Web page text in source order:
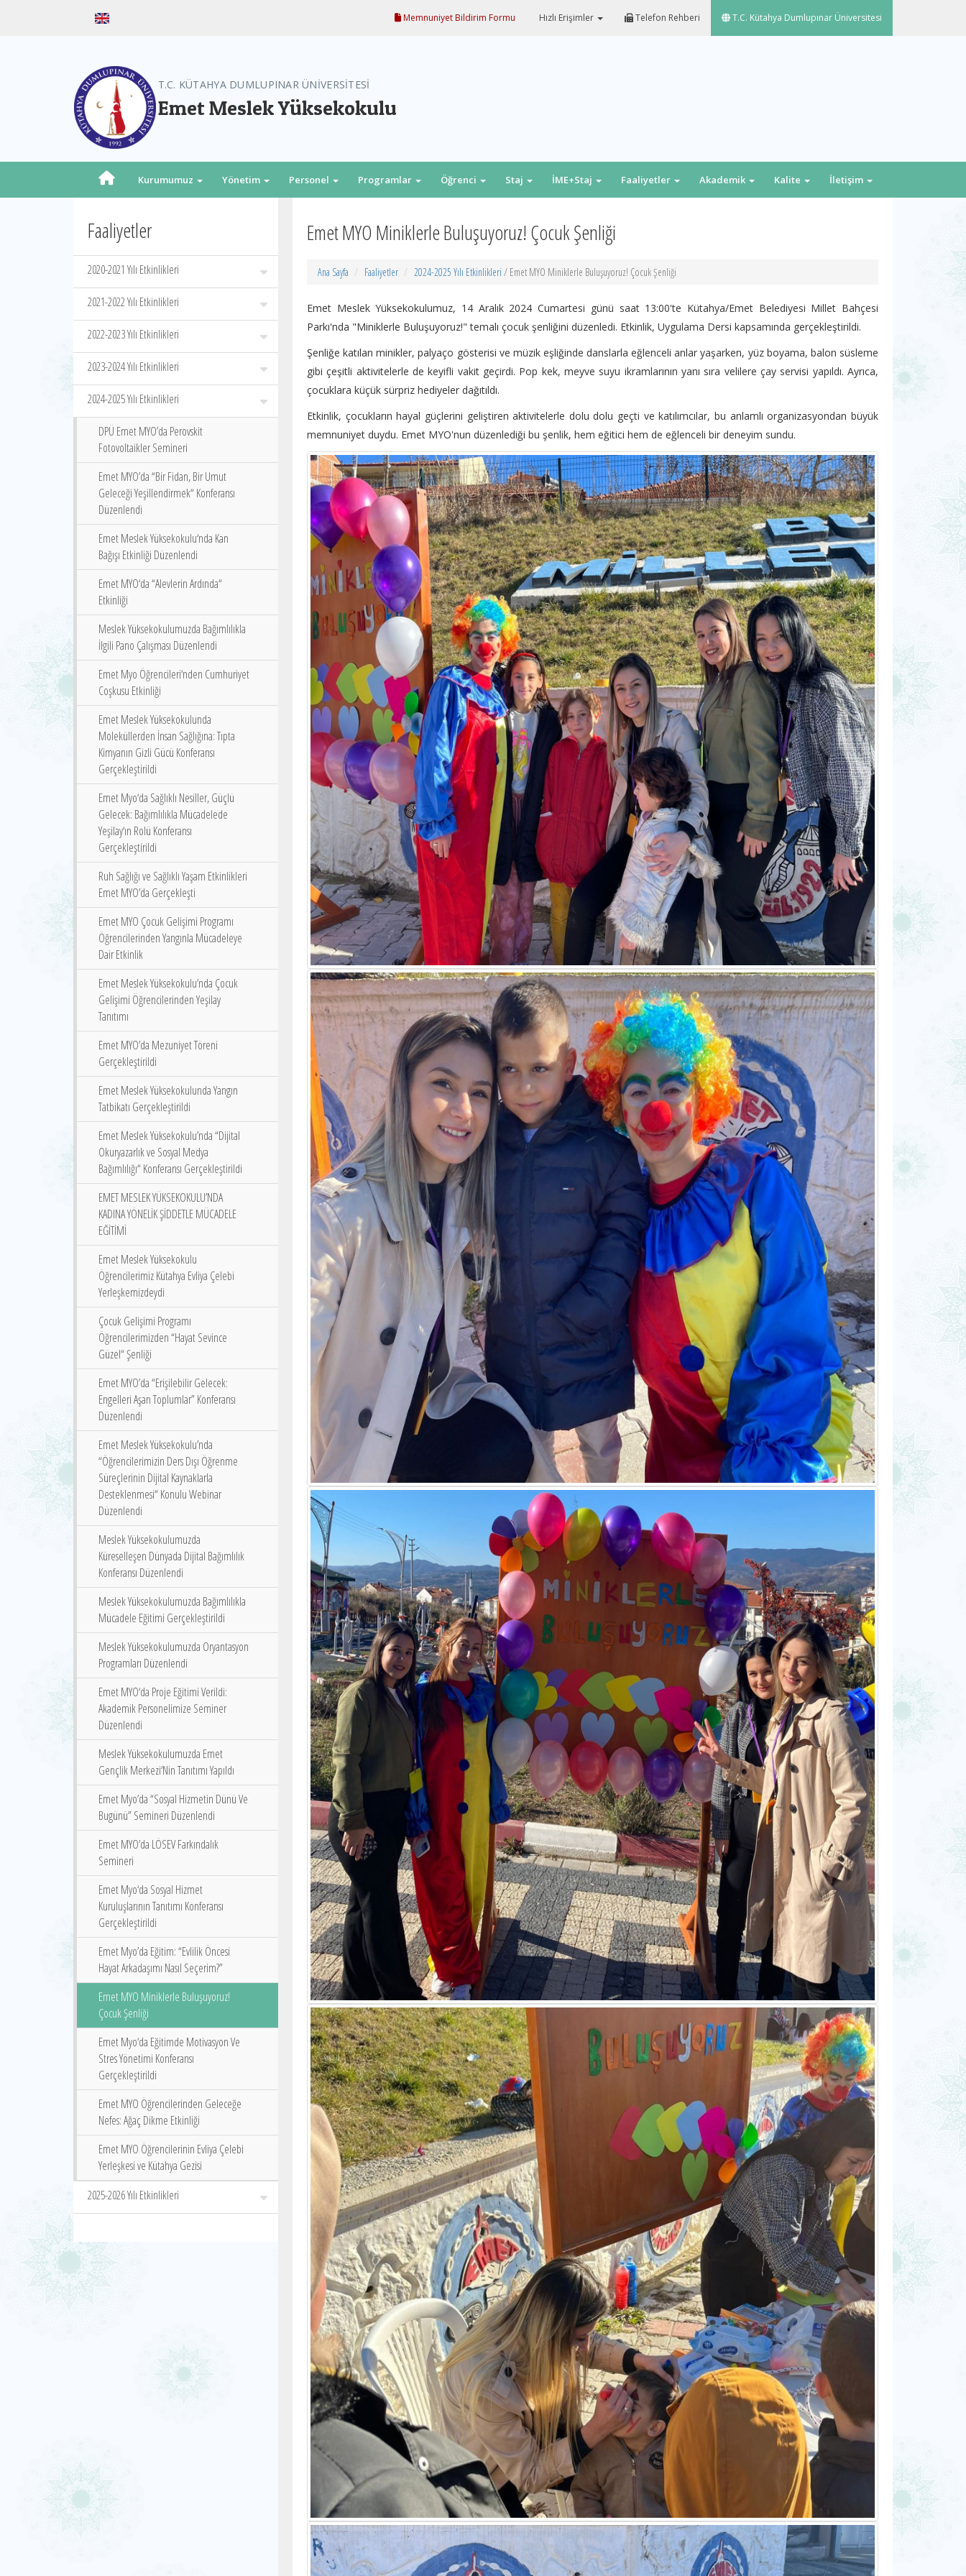
Memnuniyet Bildirim Formu Hızlı Erişimler Telefon Rehberi T.C. Kütahya Dumlupınar Üniversitesi
T.C. KÜTAHYA DUMLUPINAR ÜNİVERSİTESİ
Emet Meslek Yüksekokulu
Kurumumuz Yönetim Personel Programlar Öğrenci Staj İME+Staj Faaliyetler Akademik Kalite İletişim
Faaliyetler
2020-2021 Yılı Etkinlikleri
2021-2022 Yılı Etkinlikleri
2022-2023 Yılı Etkinlikleri
2023-2024 Yılı Etkinlikleri
2024-2025 Yılı Etkinlikleri
DPÜ Emet MYO’da Perovskit
Fotovoltaikler Semineri
Emet MYO’da “Bir Fidan, Bir Umut
Geleceği Yeşillendirmek“ Konferansı
Düzenlendi
Emet Meslek Yüksekokulu‘nda Kan
Bağışı Etkinliği Düzenlendi
Emet MYO‘da “Alevlerin Ardında“
Etkinliği
Meslek Yüksekokulumuzda Bağımlılıkla
İlgili Pano Çalışması Düzenlendi
Emet Myo Öğrencileri‘nden Cumhuriyet
Coşkusu Etkinliği
Emet Meslek Yüksekokulunda
Moleküllerden İnsan Sağlığına: Tıpta
Kimyanın Gizli Gücü Konferansı
Gerçekleştirildi
Emet Myo‘da Sağlıklı Nesiller, Güçlü
Gelecek: Bağımlılıkla Mücadelede
Yeşilay‘ın Rolü Konferansı
Gerçekleştirildi
Ruh Sağlığı ve Sağlıklı Yaşam Etkinlikleri
Emet MYO’da Gerçekleşti
Emet MYO Çocuk Gelişimi Programı
Öğrencilerinden Yangınla Mücadeleye
Dair Etkinlik
Emet Meslek Yüksekokulu’nda Çocuk
Gelişimi Öğrencilerinden Yeşilay
Tanıtımı
Emet MYO’da Mezuniyet Töreni
Gerçekleştirildi
Emet Meslek Yüksekokulunda Yangın
Tatbikatı Gerçekleştirildi
Emet Meslek Yüksekokulu’nda “Dijital
Okuryazarlık ve Sosyal Medya
Bağımlılığı“ Konferansı Gerçekleştirildi
EMET MESLEK YÜKSEKOKULU’NDA
KADINA YÖNELİK ŞİDDETLE MÜCADELE
EĞİTİMİ
Emet Meslek Yüksekokulu
Öğrencilerimiz Kütahya Evliya Çelebi
Yerleşkemizdeydi
Çocuk Gelişimi Programı
Öğrencilerimizden “Hayat Sevince
Güzel“ Şenliği
Emet MYO’da “Erişilebilir Gelecek:
Engelleri Aşan Toplumlar” Konferansı
Düzenlendi
Emet Meslek Yüksekokulu’nda
“Öğrencilerimizin Ders Dışı Öğrenme
Süreçlerinin Dijital Kaynaklarla
Desteklenmesi“ Konulu Webinar
Düzenlendi
Meslek Yüksekokulumuzda
Küreselleşen Dünyada Dijital Bağımlılık
Konferansı Düzenlendi
Meslek Yüksekokulumuzda Bağımlılıkla
Mücadele Eğitimi Gerçekleştirildi
Meslek Yüksekokulumuzda Oryantasyon
Programları Düzenlendi
Emet MYO‘da Proje Eğitimi Verildi:
Akademik Personelimize Seminer
Düzenlendi
Meslek Yüksekokulumuzda Emet
Gençlik Merkezi‘Nin Tanıtımı Yapıldı
Emet Myo’da “Sosyal Hizmetin Dünü Ve
Bugünü” Semineri Düzenlendi
Emet MYO’da LÖSEV Farkındalık
Semineri
Emet Myo‘da Sosyal Hizmet
Kuruluşlarının Tanıtımı Konferansı
Gerçekleştirildi
Emet Myo’da Eğitim: “Evlilik Öncesi
Hayat Arkadaşımı Nasıl Seçerim?”
Emet MYO Miniklerle Buluşuyoruz!
Çocuk Şenliği
Emet Myo‘da Eğitimde Motivasyon Ve
Stres Yönetimi Konferansı
Gerçekleştirildi
Emet MYO Öğrencilerinden Geleceğe
Nefes: Ağaç Dikme Etkinliği
Emet MYO Öğrencilerinin Evliya Çelebi
Yerleşkesi ve Kütahya Gezisi
2025-2026 Yılı Etkinlikleri
Emet MYO Miniklerle Buluşuyoruz! Çocuk Şenliği
Ana Sayfa Faaliyetler 2024-2025 Yılı Etkinlikleri / Emet MYO Miniklerle Buluşuyoruz! Çocuk Şenliği
Emet Meslek Yüksekokulumuz, 14 Aralık 2024 Cumartesi günü saat 13:00'te Kütahya/Emet Belediyesi Millet Bahçesi
Parkı'nda "Miniklerle Buluşuyoruz!" temalı çocuk şenliğini düzenledi. Etkinlik, Uygulama Dersi kapsamında gerçekleştirildi.
Şenliğe katılan minikler, palyaço gösterisi ve müzik eşliğinde danslarla eğlenceli anlar yaşarken, yüz boyama, balon süsleme
gibi çeşitli aktivitelerle de keyifli vakit geçirdi. Pop kek, meyve suyu ikramlarının yanı sıra velilere çay servisi yapıldı. Ayrıca,
çocuklara küçük sürpriz hediyeler dağıtıldı.
Etkinlik, çocukların hayal güçlerini geliştiren aktivitelerle dolu dolu geçti ve katılımcılar, bu anlamlı organizasyondan büyük
memnuniyet duydu. Emet MYO'nun düzenlediği bu şenlik, hem eğitici hem de eğlenceli bir deneyim sundu.